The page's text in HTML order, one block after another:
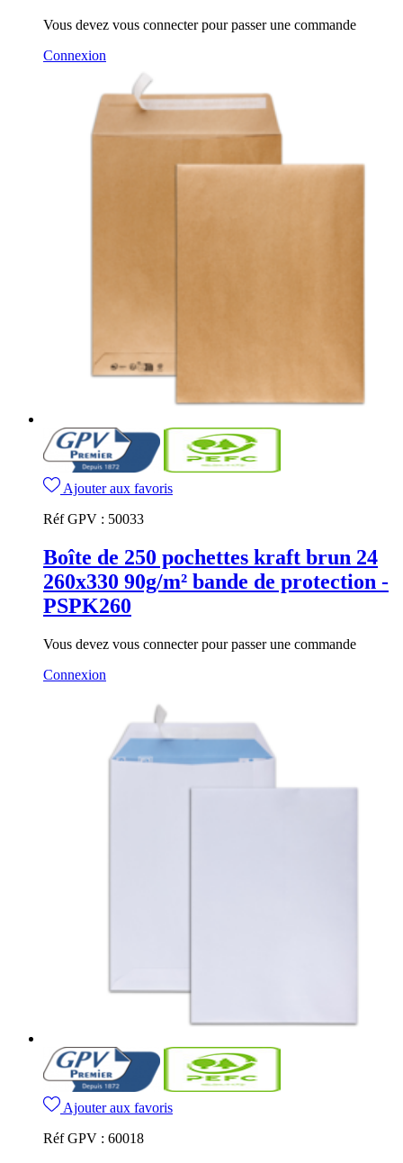
Vous devez vous connecter pour passer une commande
Connexion
Ajouter aux favoris
Réf GPV : 50033
Boîte de 250 pochettes kraft brun 24
260x330 90g/m² bande de protection -
PSPK260
Vous devez vous connecter pour passer une commande
Connexion
Ajouter aux favoris
Réf GPV : 60018